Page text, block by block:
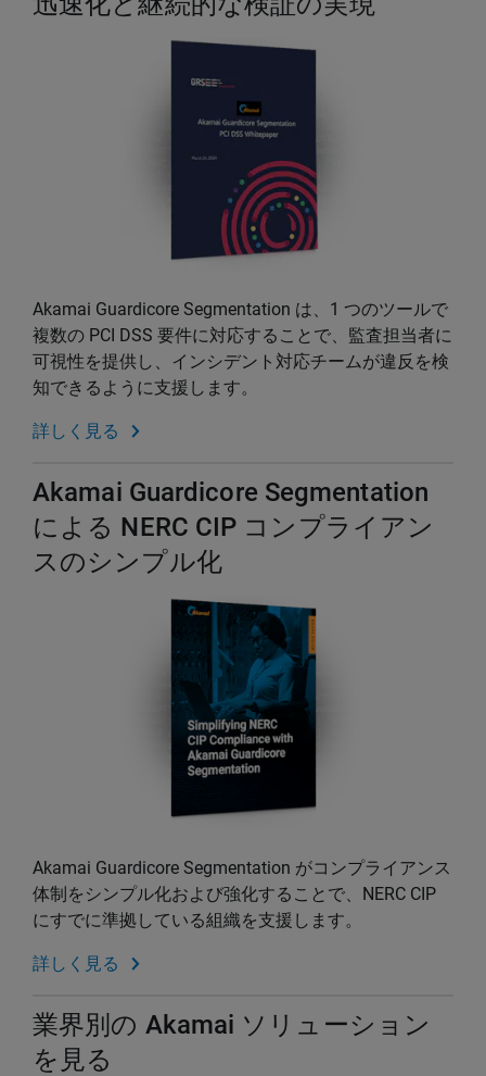
Akamai Guardicore Segmentation は、1 つのツールで
複数の PCI DSS 要件に対応することで、監査担当者に
可視性を提供し、インシデント対応チームが違反を検
知できるように支援します。
詳しく見る
Akamai Guardicore Segmentation
による NERC CIP コンプライアン
スのシンプル化
Akamai Guardicore Segmentation がコンプライアンス
体制をシンプル化および強化することで、NERC CIP
にすでに準拠している組織を支援します。
詳しく見る
業界別の Akamai ソリューション
を見る